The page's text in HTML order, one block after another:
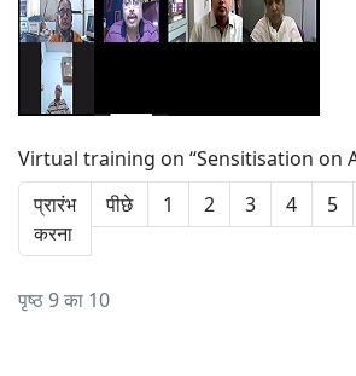
Virtual training on “Sensitisation on
प्रारंभ
करना
पीछे 1 2 3 4 5
पृष्ठ 9 का 10